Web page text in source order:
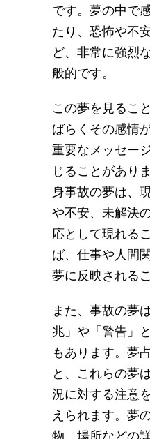
です。夢の中で
たり、恐怖や不
ど、非常に強烈
般的です。
この夢を見るこ
ばらくその感情
重要なメッセー
じることがあり
身事故の夢は、
や不安、未解決
応として現れる
ば、仕事や人間
夢に反映される
また、事故の夢
兆」や「警告」
もあります。夢
と、これらの夢
況に対する注意
えられます。夢
物、場所などの